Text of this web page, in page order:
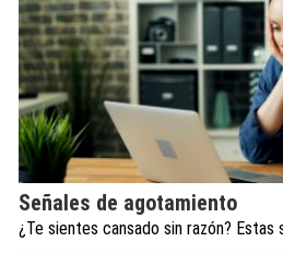
Señales de agotamiento
¿Te sientes cansado sin razón? Estas